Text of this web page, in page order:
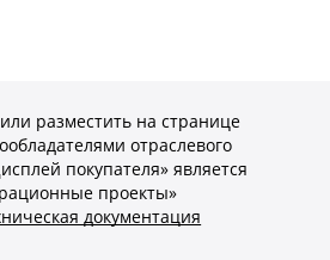
разместить на странице
отраслевого
покупателя» является
проекты»
документация